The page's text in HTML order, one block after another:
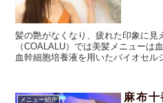
髪の艶がなくなり、疲れた印象に見
（COALALU）では美髪メニューは
血幹細胞培養液を用いたバイオセル
【PREVIA】プレヴィアがおすすめ
メニュー紹介
麻布